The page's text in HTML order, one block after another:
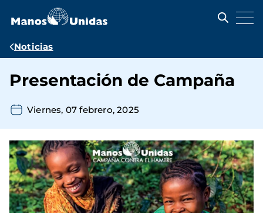
contenido
Ruta
navegación
Noticias
Presentación de Campaña
Viernes, 07 febrero, 2025